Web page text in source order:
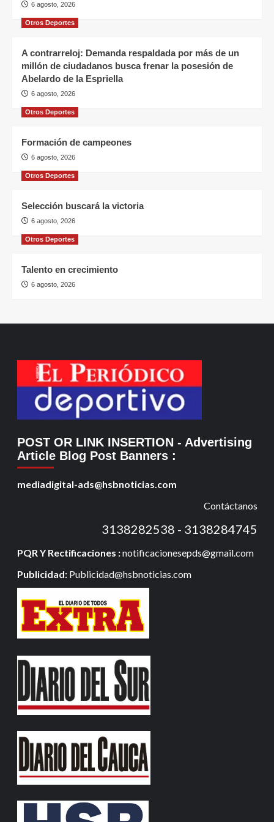
6 agosto, 2026
Otros Deportes
A contrarreloj: Demanda respaldada por más de un
millón de ciudadanos busca frenar la posesión de
Abelardo de la Espriella
6 agosto, 2026
Otros Deportes
Formación de campeones
6 agosto, 2026
Otros Deportes
Selección buscará la victoria
6 agosto, 2026
Otros Deportes
Talento en crecimiento
6 agosto, 2026
POST OR LINK INSERTION - Advertising
Article Blog Post Banners :
mediadigital-ads@hsbnoticias.com
Contáctanos
3138282538 - 3138284745
PQR Y Rectificaciones :notificacionesepds@gmail.com
Publicidad: Publicidad@hsbnoticias.com